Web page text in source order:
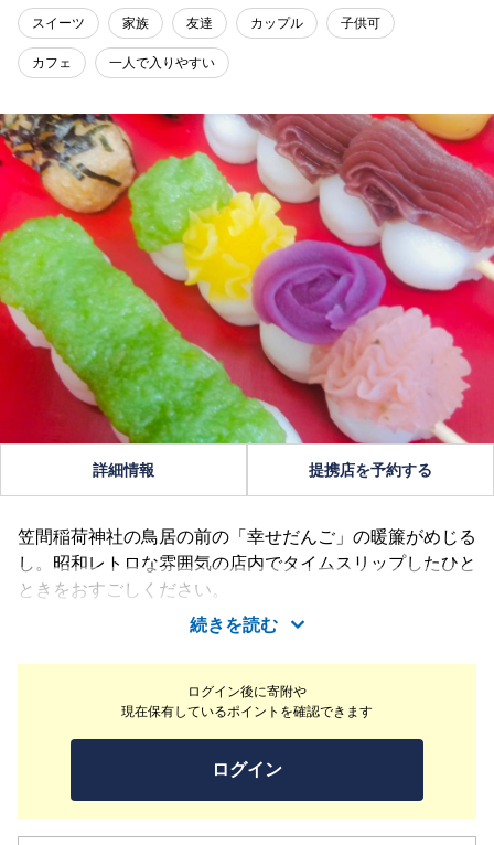
スイーツ 家族 友達 カップル 子供可
カフェ 一人で入りやすい
ログイン後に寄附や
現在保有しているポイントを確認できます
ログイン
詳細情報 提携店を予約する
笠間稲荷神社の鳥居の前の「幸せだんご」の暖簾がめじる
し。昭和レトロな雰囲気の店内でタイムスリップしたひと
ときをおすごしください。
続きを読む